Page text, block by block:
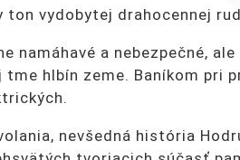
vydobytej drahocennej
namáhavé a nebezpečné,
hlbín zeme. Baníkom pri
nevšedná história